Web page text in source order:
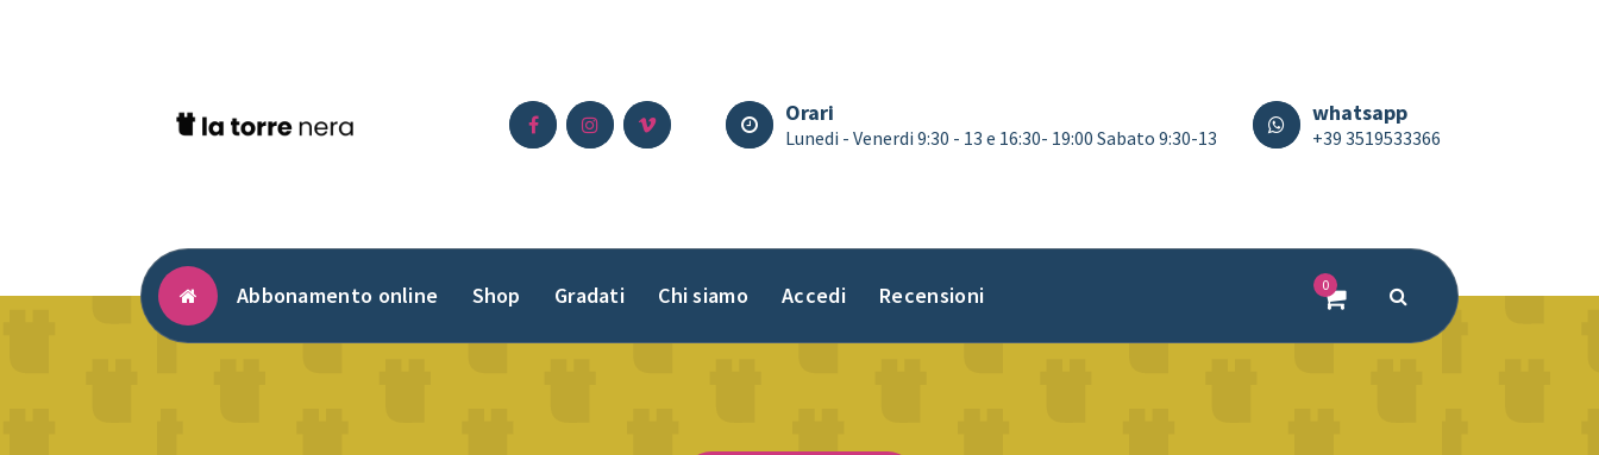
Orari
Lunedi - Venerdi 9:30 - 13 e 16:30- 19:00 Sabato 9:30-13
whatsapp
+39 3519533366
Abbonamento online Shop Gradati Chi siamo Accedi Recensioni 0